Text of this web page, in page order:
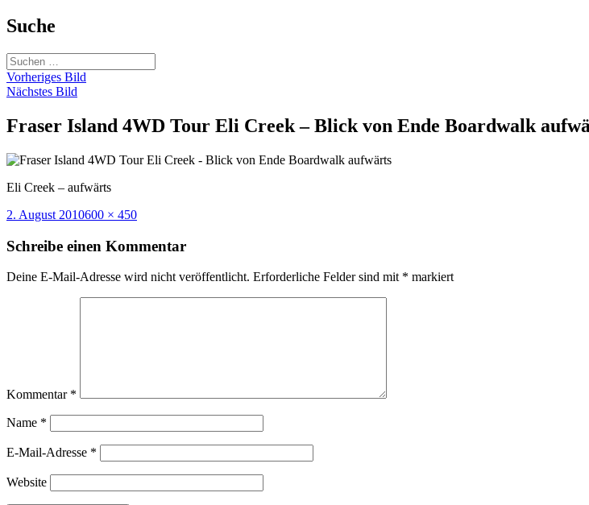
Suche
Suchen
nach:
Vorheriges Bild
Nächstes Bild
Fraser Island 4WD Tour Eli Creek – Blick von Ende Boardwalk
Eli Creek – aufwärts
Veröffentlicht
2. August 2010Volle
600 × 450
Schreibe einen Kommentar
Deine E-Mail-Adresse wird nicht veröffentlicht. Erforderliche Felder sind mit * markiert
Kommentar *
Name *
E-Mail-Adresse *
Website